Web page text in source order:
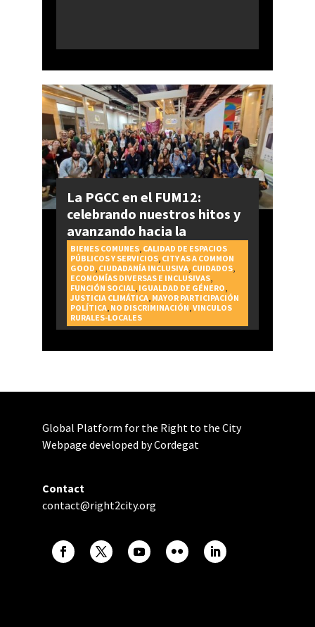
La PGCC en el FUM12:
celebrando nuestros hitos y
avanzando hacia la
realización del Derecho a la
Ciudad
BIENES COMUNES, CALIDAD DE ESPACIOS
PÚBLICOS Y SERVICIOS, CITY AS A COMMON
GOOD CIUDADANÍA INCLUSIVA, CUIDADOS,
ECONOMÍAS DIVERSAS E INCLUSIVAS,
FUNCIÓN SOCIAL, IGUALDAD DE GÉNERO
JUSTICIA CLIMÁTICA, MAYOR PARTICIPACIÓN
POLÍTICA, NO DISCRIMINACIÓN VINCULOS
RURALES-LOCALES
Global Platform for the Right to the City
Webpage developed by Cordegat
Contact
contact@right2city.org